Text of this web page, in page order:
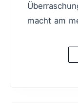
macht am
Konzept,